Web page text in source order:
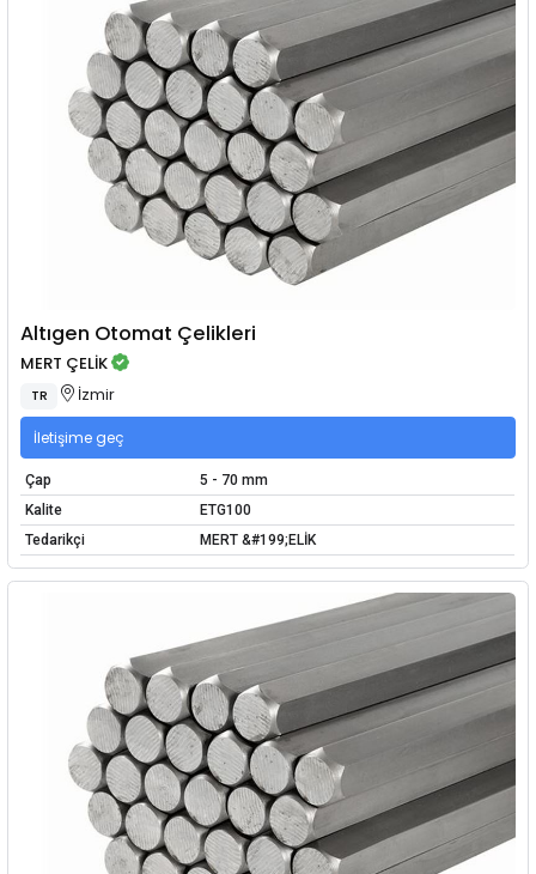
Altıgen Otomat Çelikleri
MERT ÇELİK
TR İzmir
İletişime geç
Çap
5 - 70 mm
Kalite
ETG100
Tedarikçi
MERT &#199;ELİK